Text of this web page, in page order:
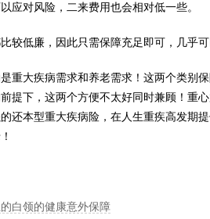
应对风险，二来费用也会相对低一些。
低廉，因此只需保障充足即可，几乎可
大疾病需求和养老需求！这两个类别保
提下，这两个方便不太好同时兼顾！重
还本型重大疾病险，在人生重疾高发期
白领的健康意外保障